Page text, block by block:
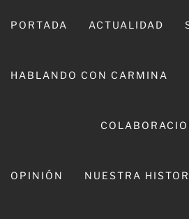
PORTADA ACTUALIDAD
HABLANDO CON CARMINA
OPINIÓN NUESTRA